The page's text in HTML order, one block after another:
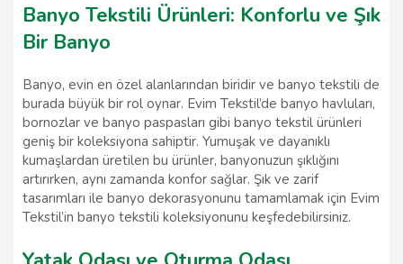
Banyo Tekstili Ürünleri: Konforlu ve Şık
Bir Banyo
Banyo, evin en özel alanlarından biridir ve banyo tekstili de
burada büyük bir rol oynar. Evim Tekstil’de banyo havluları,
bornozlar ve banyo paspasları gibi banyo tekstil ürünleri
geniş bir koleksiyona sahiptir. Yumuşak ve dayanıklı
kumaşlardan üretilen bu ürünler, banyonuzun şıklığını
artırırken, aynı zamanda konfor sağlar. Şık ve zarif
tasarımları ile banyo dekorasyonunu tamamlamak için Evim
Tekstil’in banyo tekstili koleksiyonunu keşfedebilirsiniz.